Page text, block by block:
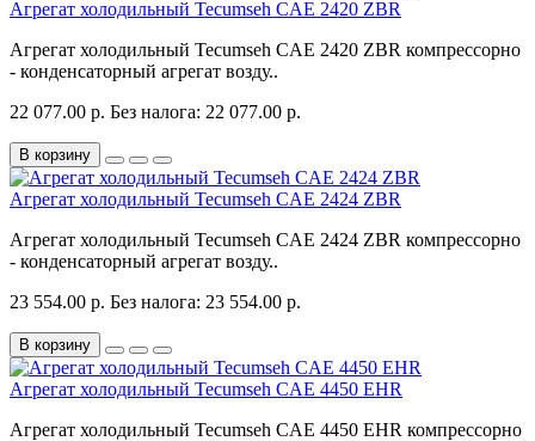
Агрегат холодильный Tecumseh CAE 2420 ZBR
Агрегат холодильный Tecumseh CAE 2420 ZBR компрессорно
- конденсаторный агрегат возду..
22 077.00 р. Без налога: 22 077.00 р.
В корзину
Агрегат холодильный Tecumseh CAE 2424 ZBR
Агрегат холодильный Tecumseh CAE 2424 ZBR компрессорно
- конденсаторный агрегат возду..
23 554.00 р. Без налога: 23 554.00 р.
В корзину
Агрегат холодильный Tecumseh CAE 4450 EHR
Агрегат холодильный Tecumseh CAE 4450 EHR компрессорно